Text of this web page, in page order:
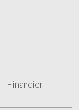
Financier